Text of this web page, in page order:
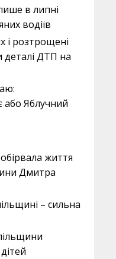
в липні
водіїв
і розтрощені
деталі ДТП на
Яблучний
життя
Дмитра
– сильна